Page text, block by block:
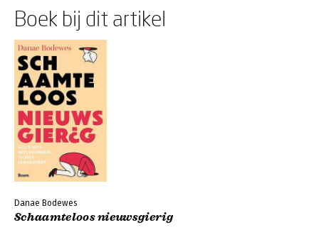
Boek bij dit artikel
Danae Bodewes
Schaamteloos nieuwsgierig